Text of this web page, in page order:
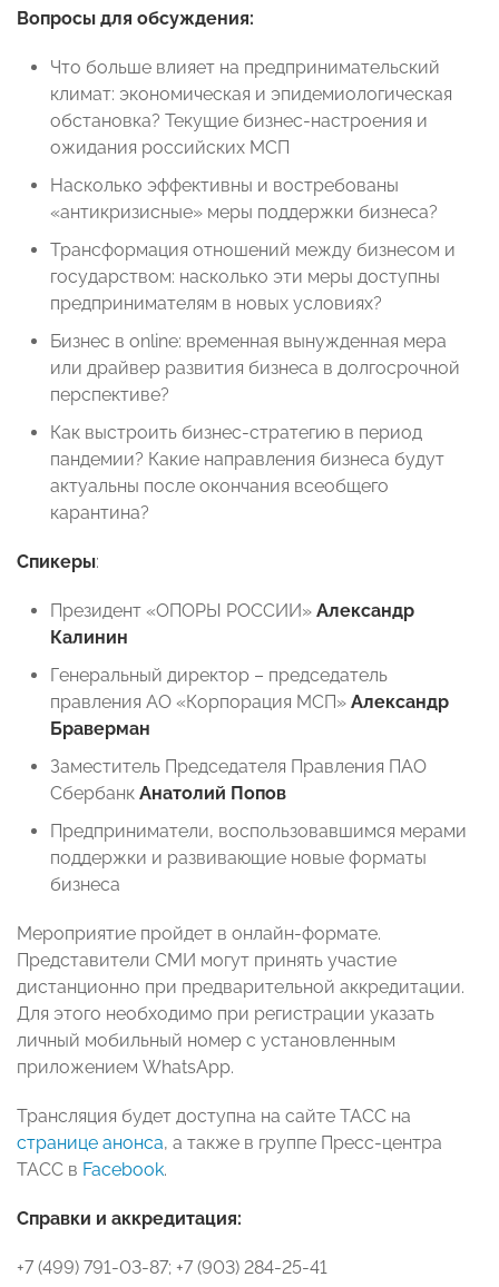
Вопросы для обсуждения:
Что больше влияет на предпринимательский
климат: экономическая и эпидемиологическая
обстановка? Текущие бизнес-настроения и
ожидания российских МСП
Насколько эффективны и востребованы
«антикризисные» меры поддержки бизнеса?
Трансформация отношений между бизнесом и
государством: насколько эти меры доступны
предпринимателям в новых условиях?
Бизнес в online: временная вынужденная мера
или драйвер развития бизнеса в долгосрочной
перспективе?
Как выстроить бизнес-стратегию в период
пандемии? Какие направления бизнеса будут
актуальны после окончания всеобщего
карантина?
Спикеры:
Президент «ОПОРЫ РОССИИ» Александр
Калинин
Генеральный директор – председатель
правления АО «Корпорация МСП» Александр
Браверман
Заместитель Председателя Правления ПАО
Сбербанк Анатолий Попов
Предприниматели, воспользовавшимся мерами
поддержки и развивающие новые форматы
бизнеса
Мероприятие пройдет в онлайн-формате.
Представители СМИ могут принять участие
дистанционно при предварительной аккредитации.
Для этого необходимо при регистрации указать
личный мобильный номер с установленным
приложением WhatsApp.
Трансляция будет доступна на сайте ТАСС на
странице анонса, а также в группе Пресс-центра
ТАСС в Facebook.
Справки и аккредитация:
+7 (499) 791-03-87; +7 (903) 284-25-41